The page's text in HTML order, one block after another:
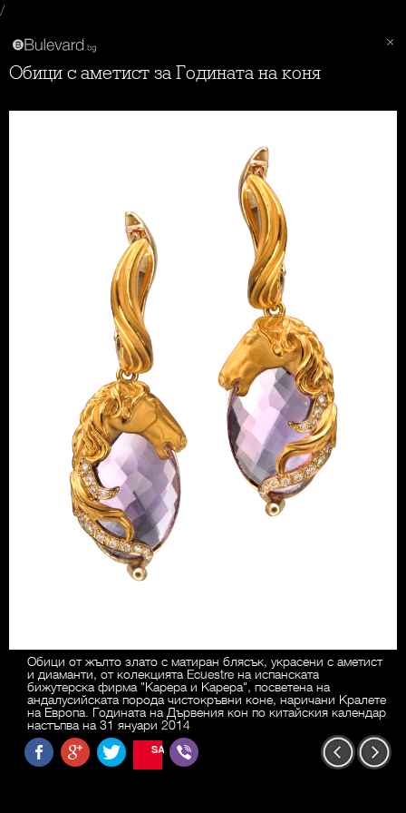
/
Обици с аметист за Годината на коня
Обици от жълто злато с матиран блясък, украсени с аметист
и диаманти, от колекцията Ecuestre на испанската
бижутерска фирма "Карера и Карера", посветена на
андалусийската порода чистокръвни коне, наричани Кралете
на Европа. Годината на Дървения кон по китайския календар
настъпва на 31 януари 2014
SAVE